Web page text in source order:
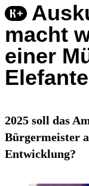
macht
einer
2025 soll das
Bürgermeister
Entwicklung?